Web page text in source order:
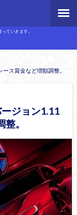
ていきます。
ス賞金など増額調整。
ジョン1.11
。